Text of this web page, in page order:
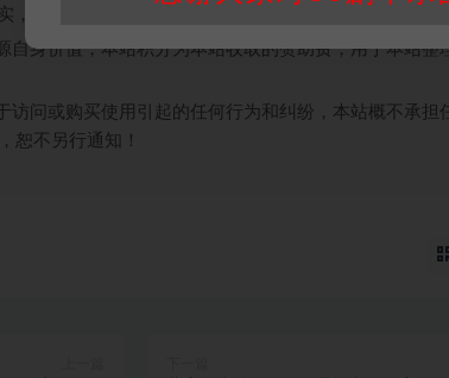
我们将会在三天内下架相关剧本攻略。
自身价值，本站积分为本站收取的赞助费，用于本站整
访问或购买使用引起的任何行为和纠纷，本站概不承担
恕不另行通知！